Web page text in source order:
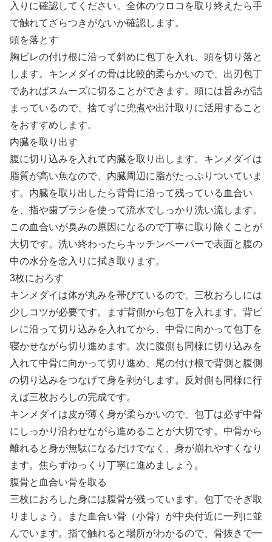
入りに確認してください。全体のウロコを取り終えたら手
で触れてざらつきがないか確認します。
頭を落とす
胸ビレの付け根に沿って斜めに包丁を入れ、頭を切り落と
します。キンメダイの骨は比較的柔らかいので、出刃包丁
であればスムーズに切ることができます。頭には旨みが詰
まっているので、捨てずに兜煮や出汁取りに活用すること
をおすすめします。
内臓を取り出す
腹に切り込みを入れて内臓を取り出します。キンメダイは
脂質が高い魚なので、内臓周辺に脂がたっぷりついていま
す。内臓を取り出したら背骨に沿って残っている血合い
を、指や歯ブラシを使って流水でしっかり洗い流します。
この血合いが臭みの原因になるので丁寧に取り除くことが
大切です。洗い終わったらキッチンペーパーで表面と腹の
中の水分を念入りに拭き取ります。
3枚におろす
キンメダイは体が丸みを帯びているので、三枚おろしには
少しコツが必要です。まず背側から包丁を入れます。背ビ
レに沿って切り込みを入れてから、中骨に向かって包丁を
寝かせながら切り進めます。次に腹側も同様に切り込みを
入れて中骨に向かって切り進め、尾の付け根で背側と腹側
の切り込みをつなげて身を剥がします。反対側も同様に行
えば三枚おろしの完成です。
キンメダイは皮が薄く身が柔らかいので、包丁は必ず中骨
にしっかり沿わせながら進めることが大切です。中骨から
離れると身が無駄になるだけでなく、身が崩れやすくなり
ます。焦らずゆっくり丁寧に進めましょう。
腹骨と血合い骨を取る
三枚におろした身には腹骨が残っています。包丁でそぎ取
りましょう。また血合い骨（小骨）が中央付近に一列に並
んでいます。指で触れると場所がわかるので、骨抜きで一